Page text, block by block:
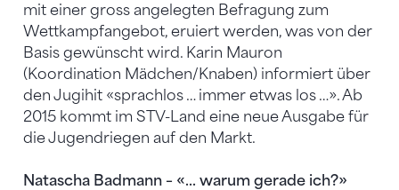
mit einer gross angelegten Befragung zum
Wettkampfangebot, eruiert werden, was von der
Basis gewünscht wird. Karin Mauron
(Koordination Mädchen/Knaben) informiert über
den Jugihit «sprachlos … immer etwas los …». Ab
2015 kommt im STV-Land eine neue Ausgabe für
die Jugendriegen auf den Markt.
Natascha Badmann – «... warum gerade ich?»